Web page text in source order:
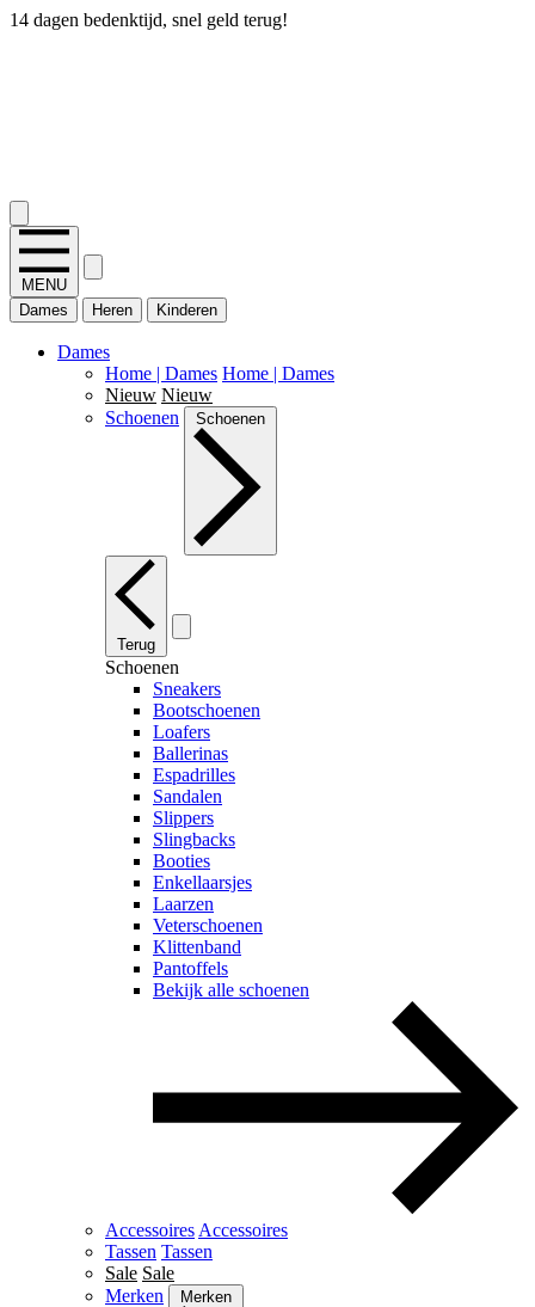
14 dagen bedenktijd, snel geld terug!
MENU
Dames
Heren Kinderen
Dames
Home | Dames Home | Dames
Nieuw Nieuw
Schoenen
Schoenen
Terug
Schoenen
Sneakers
Bootschoenen
Loafers
Ballerinas
Espadrilles
Sandalen
Slippers
Slingbacks
Booties
Enkellaarsjes
Laarzen
Veterschoenen
Klittenband
Pantoffels
Bekijk alle schoenen
Accessoires Accessoires
Tassen Tassen
Sale Sale
Merken
Merken